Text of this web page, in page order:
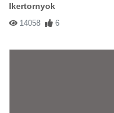
Ikertornyok
14058 6